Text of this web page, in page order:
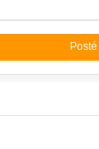
Posté